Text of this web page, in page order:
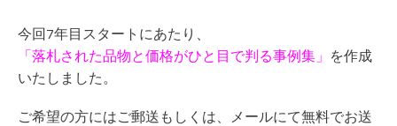
今回7年目スタートにあたり、
「落札された品物と価格がひと目で判る事例集」
を作成
いたしました。
ご希望の方にはご郵送もしくは、メールにて無料でお送